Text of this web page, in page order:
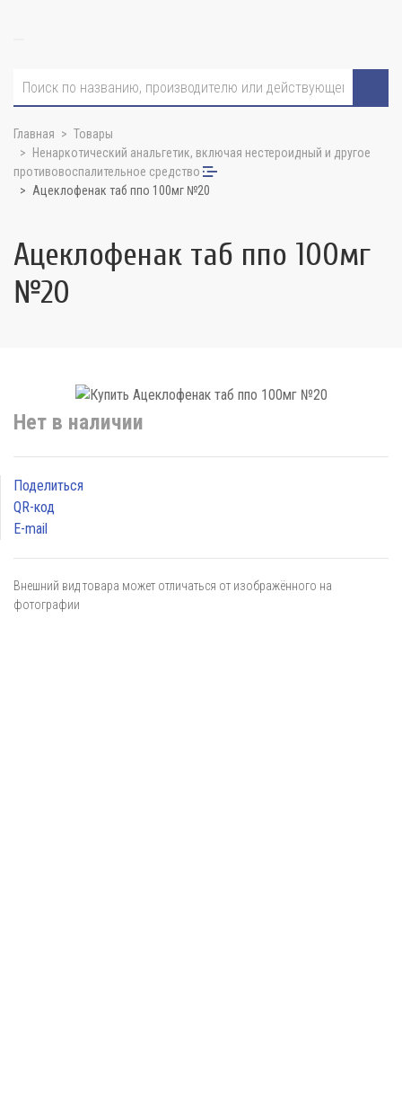
Главная
Товары
Ненаркотический анальгетик, включая нестероидный и другое
противовоспалительное средство
Ацеклофенак таб ппо 100мг №20
Ацеклофенак таб ппо 100мг
№20
Нет в наличии
Поделиться
QR-код
E-mail
Внешний вид товара может отличаться от изображённого на
фотографии